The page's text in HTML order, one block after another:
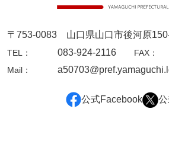
〒753-0083 山口県山口市後河原
TEL：
083-924-2116 FAX：
Mail：
公式Facebook